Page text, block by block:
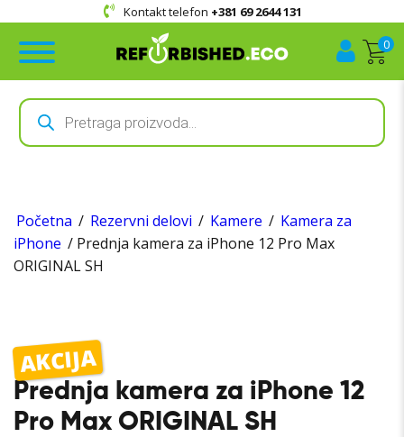
Kontakt telefon +381 69 2644 131
0
Products
search
Početna / Rezervni delovi / Kamere / Kamera za
iPhone / Prednja kamera za iPhone 12 Pro Max
ORIGINAL SH
AKCIJA
Prednja kamera za iPhone 12
Pro Max ORIGINAL SH